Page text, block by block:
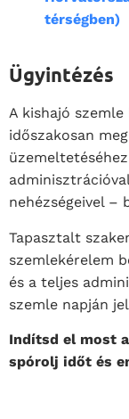
térségben)
Ügyintézés
A kishajó
időszakosan
nehézségeivel –
Tapasztalt
szemlekérelem
és a teljes
szemle napján
Indítsd el most
spórolj időt és